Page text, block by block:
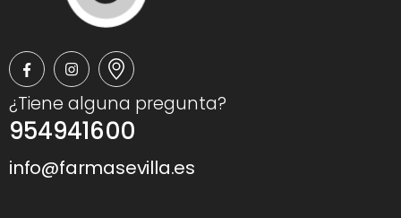
¿Tiene alguna pregunta?
954941600
info@farmasevilla.es